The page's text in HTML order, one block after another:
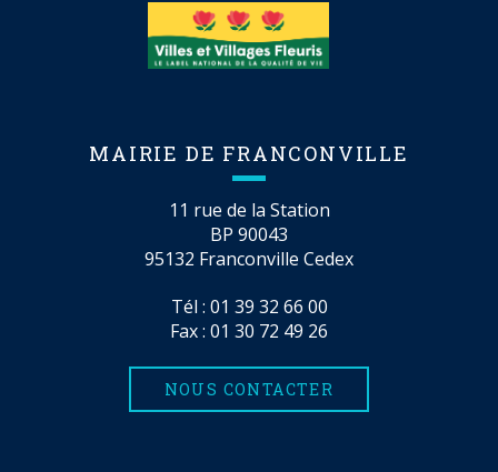
MAIRIE DE FRANCONVILLE
11 rue de la Station
BP 90043
95132 Franconville Cedex
Tél : 01 39 32 66 00
Fax : 01 30 72 49 26
NOUS CONTACTER